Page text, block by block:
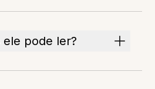
ele pode ler?